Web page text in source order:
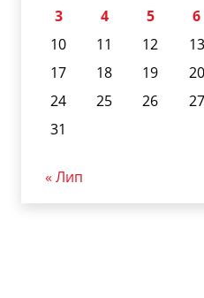
3
4 5 6
10
11 12 13
17
18 19 20
24
25 26 27
31
« Лип